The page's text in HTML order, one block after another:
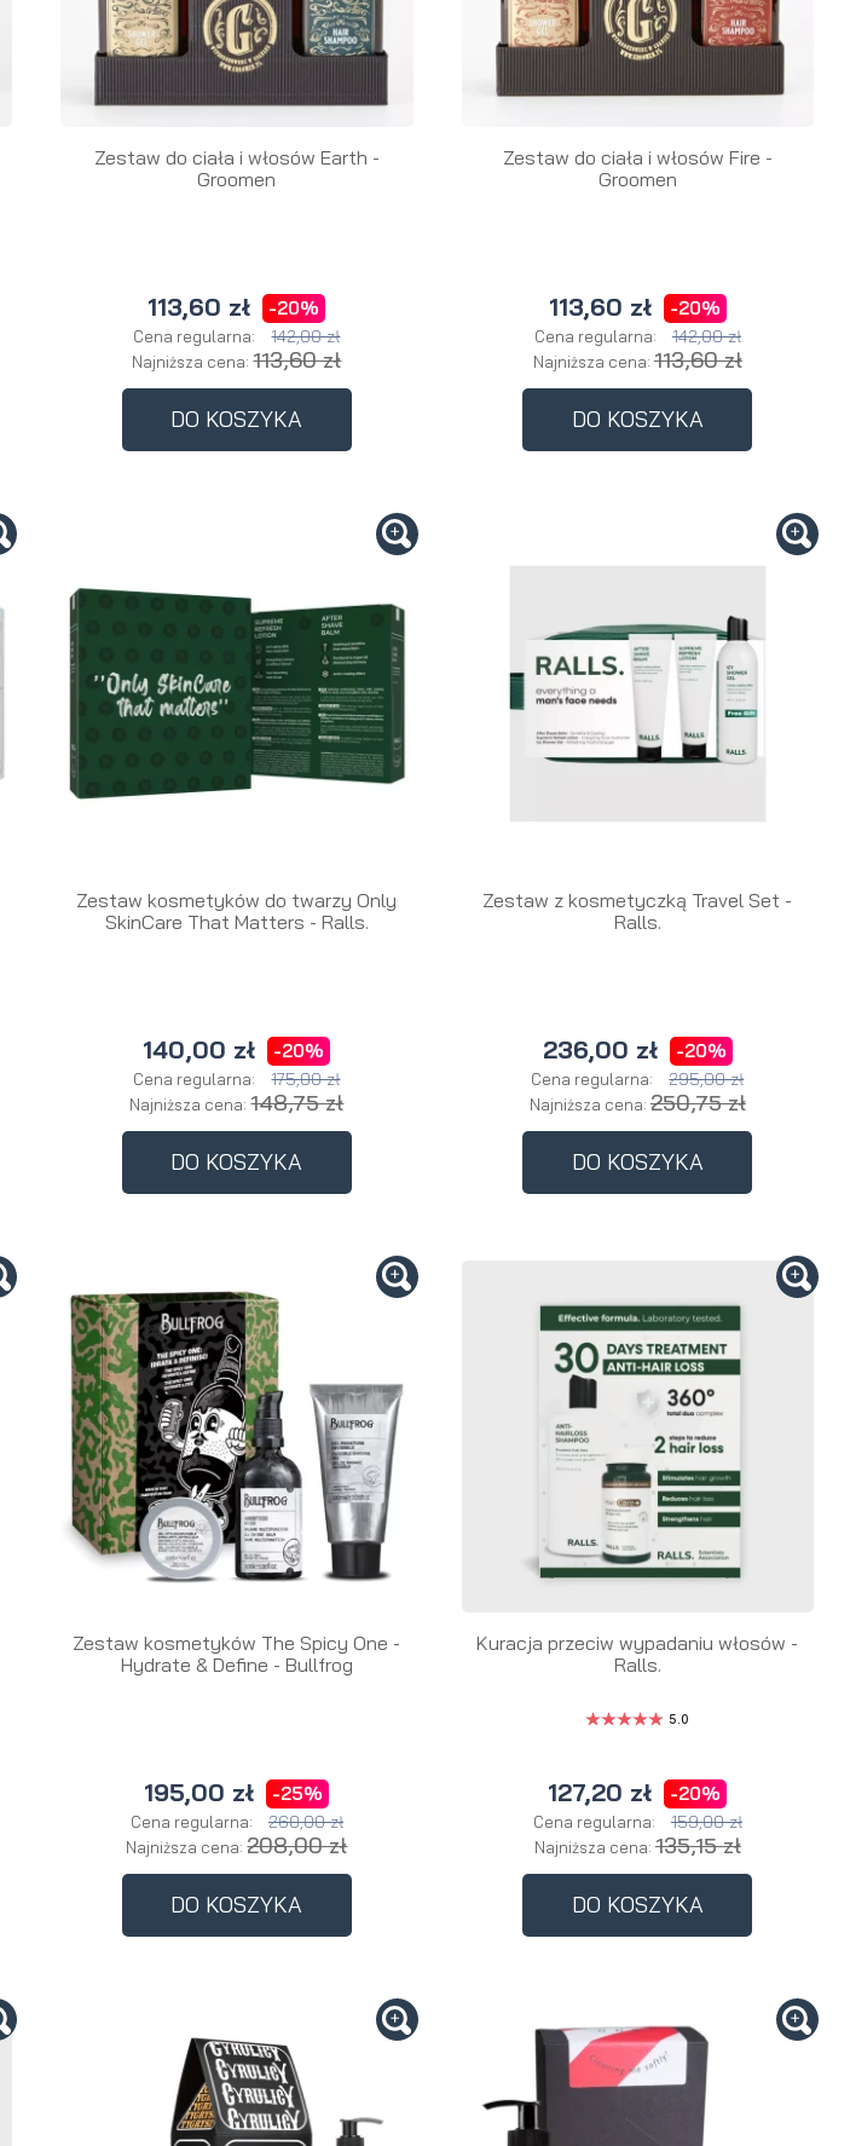
Zestaw do ciała i włosów Earth -
Groomen
113,60 zł -20%
Cena regularna: 142,00 zł
Najniższa cena:113,60 zł
DO KOSZYKA
Zestaw do ciała i włosów Fire -
Groomen
113,60 zł -20%
Cena regularna: 142,00 zł
Najniższa cena:113,60 zł
DO KOSZYKA
Zestaw kosmetyków do twarzy Only
SkinCare That Matters - Ralls.
140,00 zł -20%
Cena regularna: 175,00 zł
Najniższa cena:148,75 zł
DO KOSZYKA
Zestaw z kosmetyczką Travel Set -
Ralls.
236,00 zł -20%
Cena regularna: 295,00 zł
Najniższa cena:250,75 zł
DO KOSZYKA
Zestaw kosmetyków The Spicy One -
Hydrate & Define - Bullfrog
195,00 zł -25%
Cena regularna: 260,00 zł
Najniższa cena:208,00 zł
DO KOSZYKA
Kuracja przeciw wypadaniu włosów -
Ralls.
5.0
127,20 zł -20%
Cena regularna: 159,00 zł
Najniższa cena:135,15 zł
DO KOSZYKA